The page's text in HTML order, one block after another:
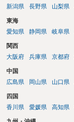
新潟県
長野県 山梨県
東海
愛知県
静岡県 岐阜県
関西
大阪府
兵庫県 京都府
中国
広島県
岡山県 山口県
四国
香川県
愛媛県 高知県